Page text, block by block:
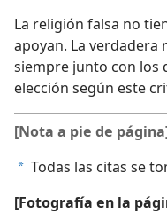
La religión falsa no
apoyan. La
siempre junto con los
elección según este
[Nota a pie de
a Todas las citas se
[Fotografía en la